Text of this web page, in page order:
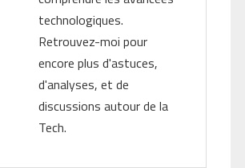
technologiques.
Retrouvez-moi pour
encore plus d'astuces,
d'analyses, et de
discussions autour de la
Tech.